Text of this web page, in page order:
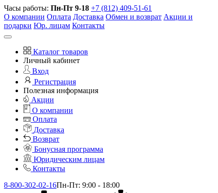
Часы работы: Пн-Пт 9-18 +7 (812) 409-51-61
О компании Оплата Доставка Обмен и возврат Акции и
подарки Юр. лицам Контакты
Каталог товаров
Личный кабинет
Вход
Регистрация
Полезная информация
Акции
О компании
Оплата
Доставка
Возврат
Бонусная программа
Юридическим лицам
Контакты
8-800-302-02-16Пн-Пт: 9:00 - 18:00